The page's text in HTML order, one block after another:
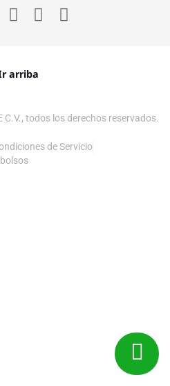
arriba
C.V., todos los derechos reservados.
de Servicio